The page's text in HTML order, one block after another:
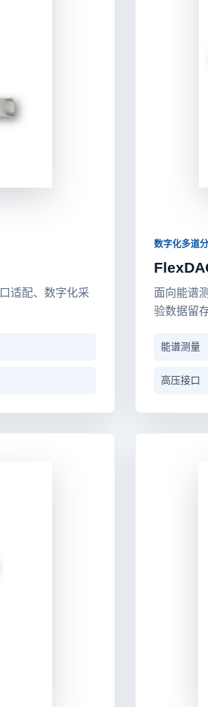
适配、数字化采
数字化多道
面向能谱
验数据留存
能谱测量
高压接口